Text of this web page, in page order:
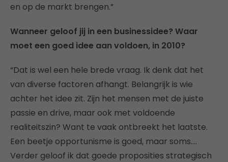
en op de markt brengen.”
Wanneer geloof jij in een businessidee? Waar
moet een goed idee aan voldoen, in 2010?
“Dat is wel een hele brede vraag. Ik denk dat het
van diverse factoren afhangt. Belangrijk is wie
achter het idee zit. Zijn het mensen met de juiste
passie en drive, maar ook met voldoende
realiteitszin? Want te vaak ontbreekt het laatste.
Een beetje opportunisme is goed, maar soms….
Verder geloof ik dat goede proposities strategisch